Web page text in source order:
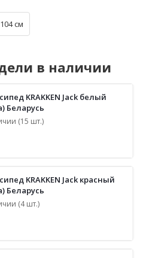
104 см
в наличии
KRAKKEN Jack белый
Беларусь
(15 шт.)
KRAKKEN Jack красный
Беларусь
(4 шт.)